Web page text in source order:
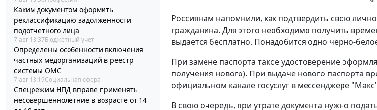
Каким документом оформить
реклассификацию задолженности
подотчетного лица
7 авг 13:37Бюджетный учет
Определены особенности включения
частных медорганизаций в реестр
системы ОМС
7 авг 13:19Социальная сфера
Спецрежим НПД вправе применять
несовершеннолетние в возрасте от 14
Россиянам напомнили, как подтвердить свою
гражданина. Для этого необходимо получить
выдается бесплатно. Понадобится одно черно-
При замене паспорта такое удостоверение
получения нового). При выдаче нового паспорта
официальном канале госуслуг в мессенджере
В свою очередь, при утрате документа нужно